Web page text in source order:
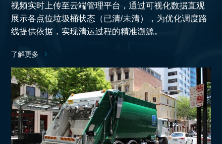
视频实时上传至云端管理平台，通过可视化数据直观
展示各点位垃圾桶状态（已清/未清），为优化调度路
线提供依据，实现清运过程的精准溯源。
了解更多